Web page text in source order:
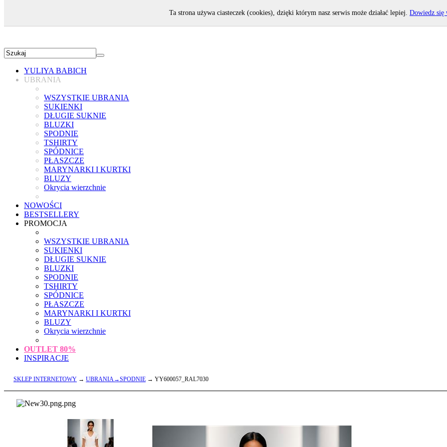
YULIYA BABICH
UBRANIA
WSZYSTKIE UBRANIA
SUKIENKI
DŁUGIE SUKNIE
BLUZKI
SPODNIE
TSHIRTY
SPÓDNICE
PŁASZCZE
MARYNARKI I KURTKI
BLUZY
Okrycia wierzchnie
NOWOŚCI
BESTSELLERY
PROMOCJA
WSZYSTKIE UBRANIA
SUKIENKI
DŁUGIE SUKNIE
BLUZKI
SPODNIE
TSHIRTY
SPÓDNICE
PŁASZCZE
MARYNARKI I KURTKI
BLUZY
Okrycia wierzchnie
OUTLET 80%
INSPIRACJE
SKLEP INTERNETOWY → UBRANIA→SPODNIE → YY600057_RAL7030
Ta strona używa ciasteczek (cookies), dzięki którym nasz serwis może działać lepiej. Dowiedz się